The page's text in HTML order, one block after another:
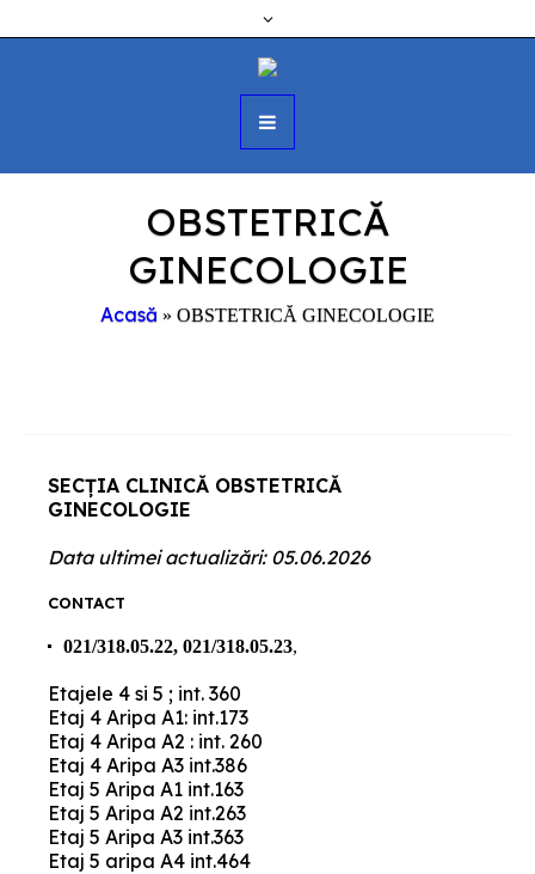
OBSTETRICĂ
GINECOLOGIE
Acasă » OBSTETRICĂ GINECOLOGIE
SECȚIA CLINICĂ OBSTETRICĂ
GINECOLOGIE
Data ultimei actualizări: 05.06.2026
CONTACT
021/318.05.22, 021/318.05.23,
Etajele 4 si 5 ; int. 360
Etaj 4 Aripa A1: int.173
Etaj 4 Aripa A2 : int. 260
Etaj 4 Aripa A3 int.386
Etaj 5 Aripa A1 int.163
Etaj 5 Aripa A2 int.263
Etaj 5 Aripa A3 int.363
Etaj 5 aripa A4 int.464